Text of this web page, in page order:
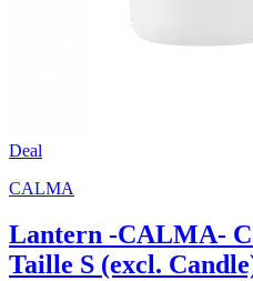
Deal
CALMA
Lantern -CALMA-
Taille S (excl.